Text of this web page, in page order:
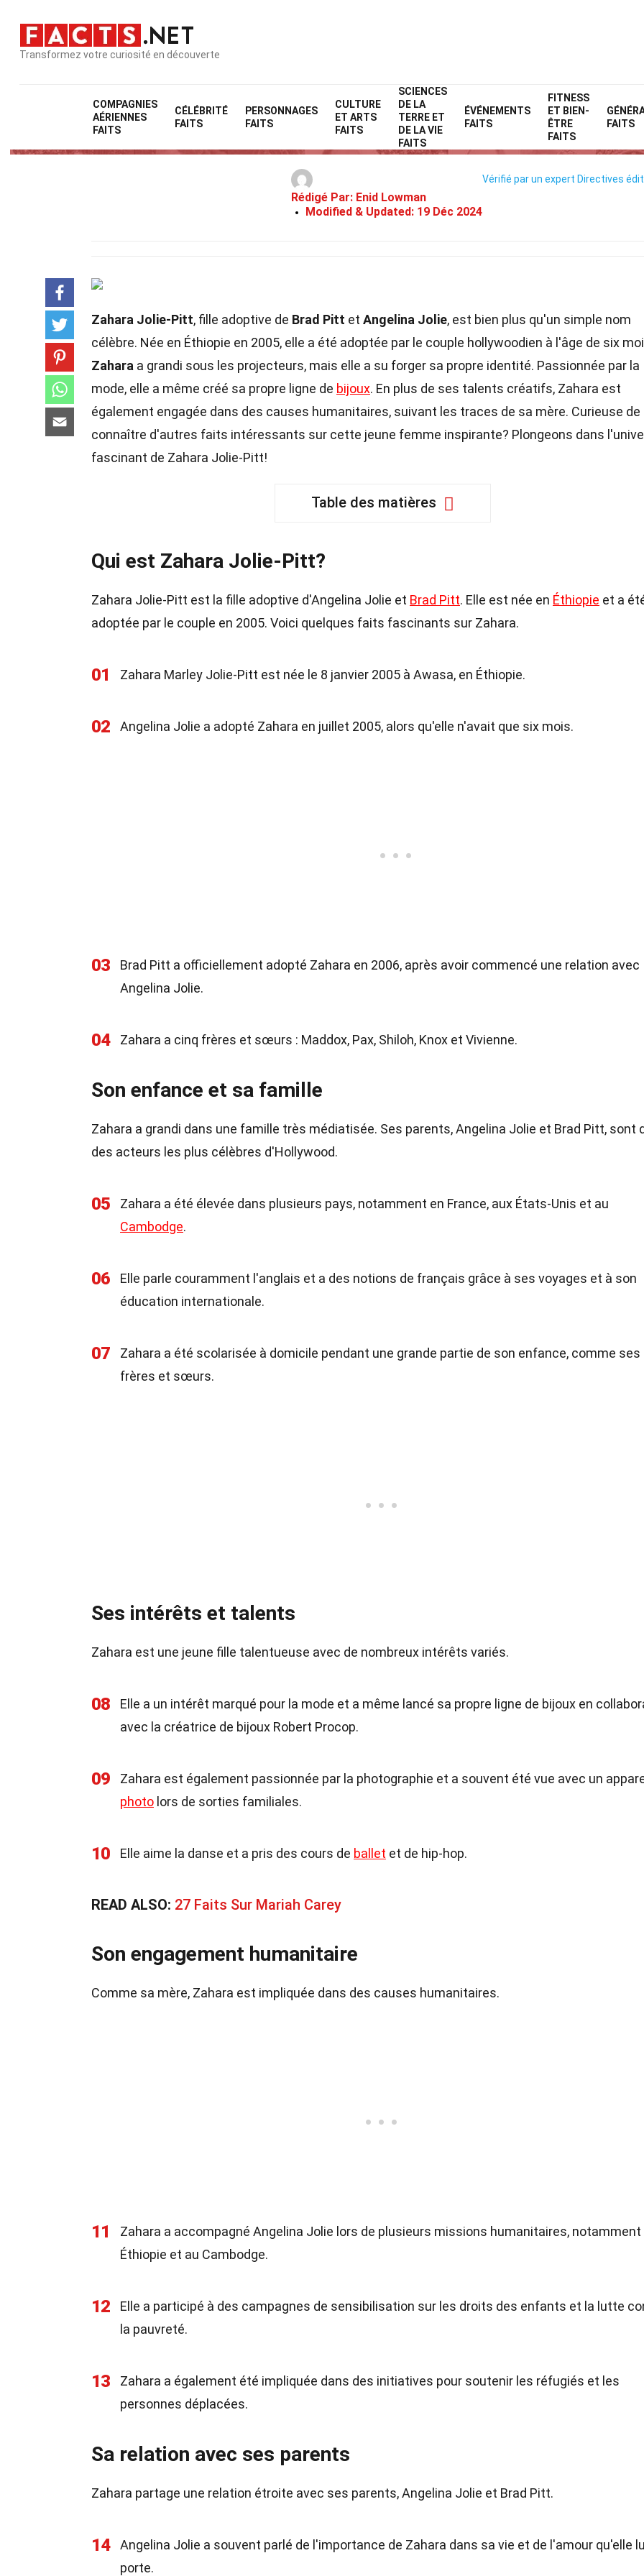
Transformez votre curiosité en découverte
COMPAGNIES
AÉRIENNES
FAITS
CÉLÉBRITÉ
FAITS
PERSONNAGES
FAITS
CULTURE
ET ARTS
FAITS
SCIENCES
DE LA
TERRE ET
DE LA VIE
FAITS
ÉVÉNEMENTS
FAITS
FITNESS
ET BIEN-
ÊTRE
FAITS
FAITS
Home
29 Faits Sur Zahara Jolie-Pitt
Rédigé Par: Enid Lowman
Modified & Updated: 19 Déc 2024
Vérifié par un expert Directives
Zahara Jolie-Pitt, fille adoptive de Brad Pitt et Angelina Jolie, est bien plus qu'un simple nom
célèbre. Née en Éthiopie en 2005, elle a été adoptée par le couple hollywoodien à l'âge de six
Zahara a grandi sous les projecteurs, mais elle a su forger sa propre identité. Passionnée par la
mode, elle a même créé sa propre ligne de bijoux. En plus de ses talents créatifs, Zahara est
également engagée dans des causes humanitaires, suivant les traces de sa mère. Curieuse de
connaître d'autres faits intéressants sur cette jeune femme inspirante? Plongeons dans
fascinant de Zahara Jolie-Pitt!
Table des matières
Qui est Zahara Jolie-Pitt?
Zahara Jolie-Pitt est la fille adoptive d'Angelina Jolie et Brad Pitt. Elle est née en Éthiopie et a
adoptée par le couple en 2005. Voici quelques faits fascinants sur Zahara.
01 Zahara Marley Jolie-Pitt est née le 8 janvier 2005 à Awasa, en Éthiopie.
02 Angelina Jolie a adopté Zahara en juillet 2005, alors qu'elle n'avait que six mois.
03
Brad Pitt a officiellement adopté Zahara en 2006, après avoir commencé une relation avec
Angelina Jolie.
04 Zahara a cinq frères et sœurs : Maddox, Pax, Shiloh, Knox et Vivienne.
Son enfance et sa famille
Zahara a grandi dans une famille très médiatisée. Ses parents, Angelina Jolie et Brad Pitt, sont
des acteurs les plus célèbres d'Hollywood.
05
Zahara a été élevée dans plusieurs pays, notamment en France, aux États-Unis et au
Cambodge.
06
Elle parle couramment l'anglais et a des notions de français grâce à ses voyages et à son
éducation internationale.
07
Zahara a été scolarisée à domicile pendant une grande partie de son enfance, comme ses
frères et sœurs.
Ses intérêts et talents
Zahara est une jeune fille talentueuse avec de nombreux intérêts variés.
08
Elle a un intérêt marqué pour la mode et a même lancé sa propre ligne de bijoux en
avec la créatrice de bijoux Robert Procop.
09
Zahara est également passionnée par la photographie et a souvent été vue avec un
photo lors de sorties familiales.
10 Elle aime la danse et a pris des cours de ballet et de hip-hop.
READ ALSO: 27 Faits Sur Mariah Carey
Son engagement humanitaire
Comme sa mère, Zahara est impliquée dans des causes humanitaires.
11
Zahara a accompagné Angelina Jolie lors de plusieurs missions humanitaires, notamment
Éthiopie et au Cambodge.
12
Elle a participé à des campagnes de sensibilisation sur les droits des enfants et la lutte
la pauvreté.
13
Zahara a également été impliquée dans des initiatives pour soutenir les réfugiés et les
personnes déplacées.
Sa relation avec ses parents
Zahara partage une relation étroite avec ses parents, Angelina Jolie et Brad Pitt.
14
Angelina Jolie a souvent parlé de l'importance de Zahara dans sa vie et de l'amour qu'elle
porte.